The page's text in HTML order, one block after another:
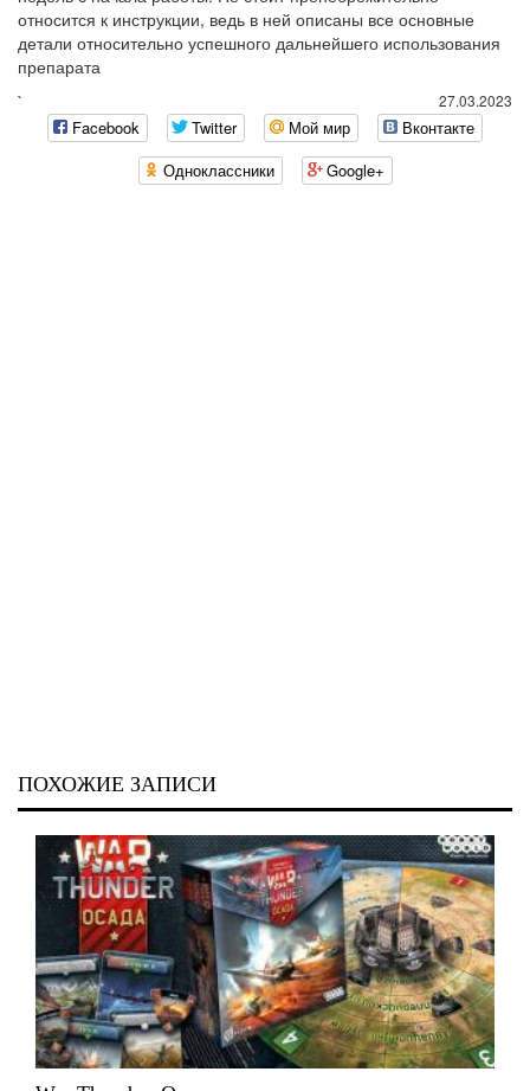
относится к инструкции, ведь в ней описаны все основные
детали относительно успешного дальнейшего использования
препарата
27.03.2023
`
Facebook Twitter Мой мир
Вконтакте
Одноклассники
Google+
ПОХОЖИЕ ЗАПИСИ